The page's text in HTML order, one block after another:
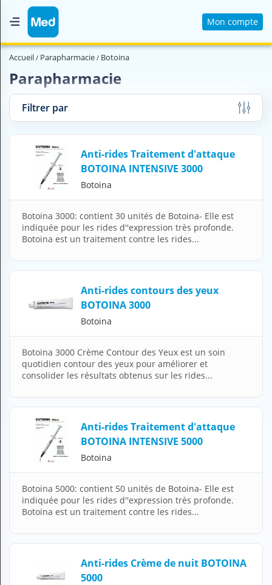
Mon compte
Accueil
Magazine Médical
Nous contacter
U
R
C
Pharmacie
Questions médicales
Clinique
Laboratoire
Vétérinaire
O
Accueil Parapharmacie Botoina
Parapharmacie
Filtrer par
Anti-rides Traitement d'attaque
BOTOINA INTENSIVE 3000
Botoina
Botoina 3000: contient 30 unités de Botoina- Elle est
indiquée pour les rides d''expression très profonde.
Botoina est un traitement contre les rides...
Anti-rides contours des yeux
BOTOINA 3000
Botoina
Botoina 3000 Crème Contour des Yeux est un soin
quotidien contour des yeux pour améliorer et
consolider les résultats obtenus sur les rides...
Anti-rides Traitement d'attaque
BOTOINA INTENSIVE 5000
Botoina
Botoina 5000: contient 50 unités de Botoina- Elle est
indiquée pour les rides d''expression très profonde.
Botoina est un traitement contre les rides...
Anti-rides Crème de nuit BOTOINA
5000